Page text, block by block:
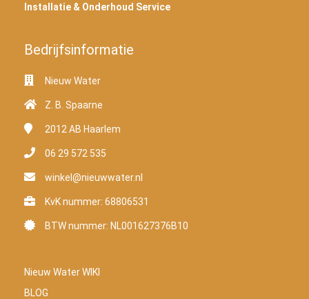
Installatie & Onderhoud Service
Bedrijfsinformatie
Nieuw Water
Z. B. Spaarne
2012 AB Haarlem
06 29 572 535
winkel@nieuwwater.nl
KvK nummer: 68806531
BTW nummer: NL001627376B10
Nieuw Water WIKI
BLOG